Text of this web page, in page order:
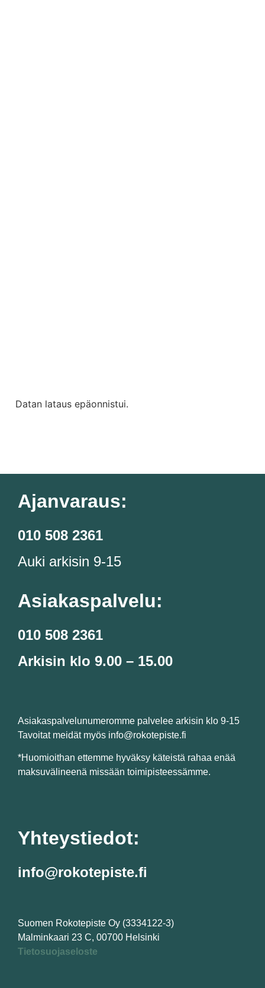
Datan lataus epäonnistui.
Ajanvaraus:
010 508 2361
Auki arkisin 9-15
Asiakaspalvelu:
010 508 2361
Arkisin klo 9.00 – 15.00
Asiakaspalvelunumeromme palvelee arkisin klo 9-15
Tavoitat meidät myös info@rokotepiste.fi
*Huomioithan ettemme hyväksy käteistä rahaa enää
maksuvälineenä missään toimipisteessämme.
Yhteystiedot:
info@rokotepiste.fi
Suomen Rokotepiste Oy (3334122-3)
Malminkaari 23 C, 00700 Helsinki
Tietosuojaseloste